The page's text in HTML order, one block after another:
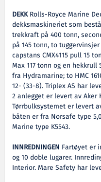
DEKKRolls-Royce Marine
dekksmaskineriet som
trekkraft på 400 tonn,
på 145 tonn, to
capstans CMX4115 pull 15
Max 117 tonn og en
fra Hydramarine; to HMC
12- (33-8). Triplex AS har
2 anlegget er levert av Aker
Tørrbulksystemet er levert
båten er fra Norsafe type
Marine type K5543.
INNREDNINGEN Fartøyet er
og 10 doble lugarer.
Interior. Mare Safety har